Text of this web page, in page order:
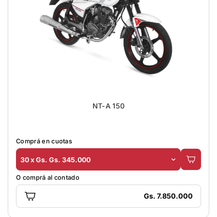
NT-A 150
Comprá en cuotas
30 x Gs. Gs. 345.000
O comprá al contado
Gs. 7.850.000